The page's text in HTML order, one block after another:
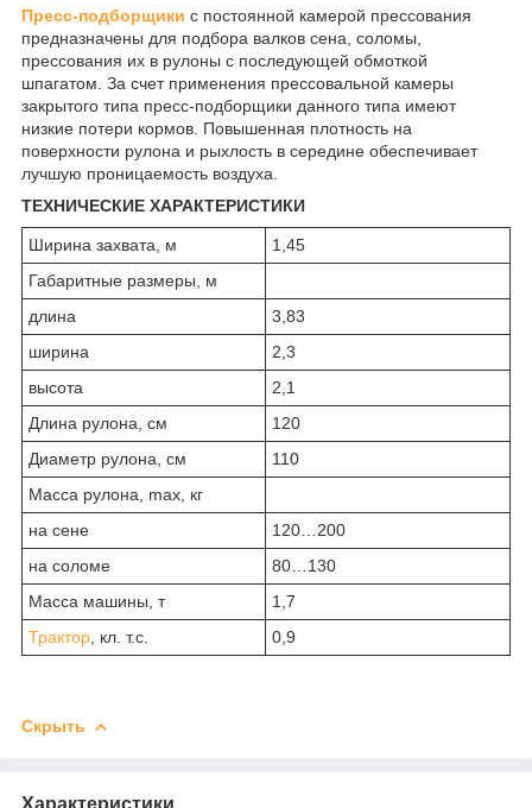
Пресс-подборщики с постоянной камерой прессования
предназначены для подбора валков сена, соломы,
прессования их в рулоны с последующей обмоткой
шпагатом. За счет применения прессовальной камеры
закрытого типа пресс-подборщики данного типа имеют
низкие потери кормов. Повышенная плотность на
поверхности рулона и рыхлость в середине обеспечивает
лучшую проницаемость воздуха.
ТЕХНИЧЕСКИЕ ХАРАКТЕРИСТИКИ
Ширина захвата, м
1,45
Габаритные размеры, м
длина
3,83
ширина
2,3
высота
2,1
Длина рулона, см
120
Диаметр рулона, см
110
Масса рулона, max, кг
на сене
120…200
на соломе
80…130
Масса машины, т
1,7
Трактор , кл. т.с. 0,9
Скрыть
Характеристики